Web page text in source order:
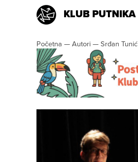
KLUB PUTNIKA
Početna — Autori — Srđan Tunić